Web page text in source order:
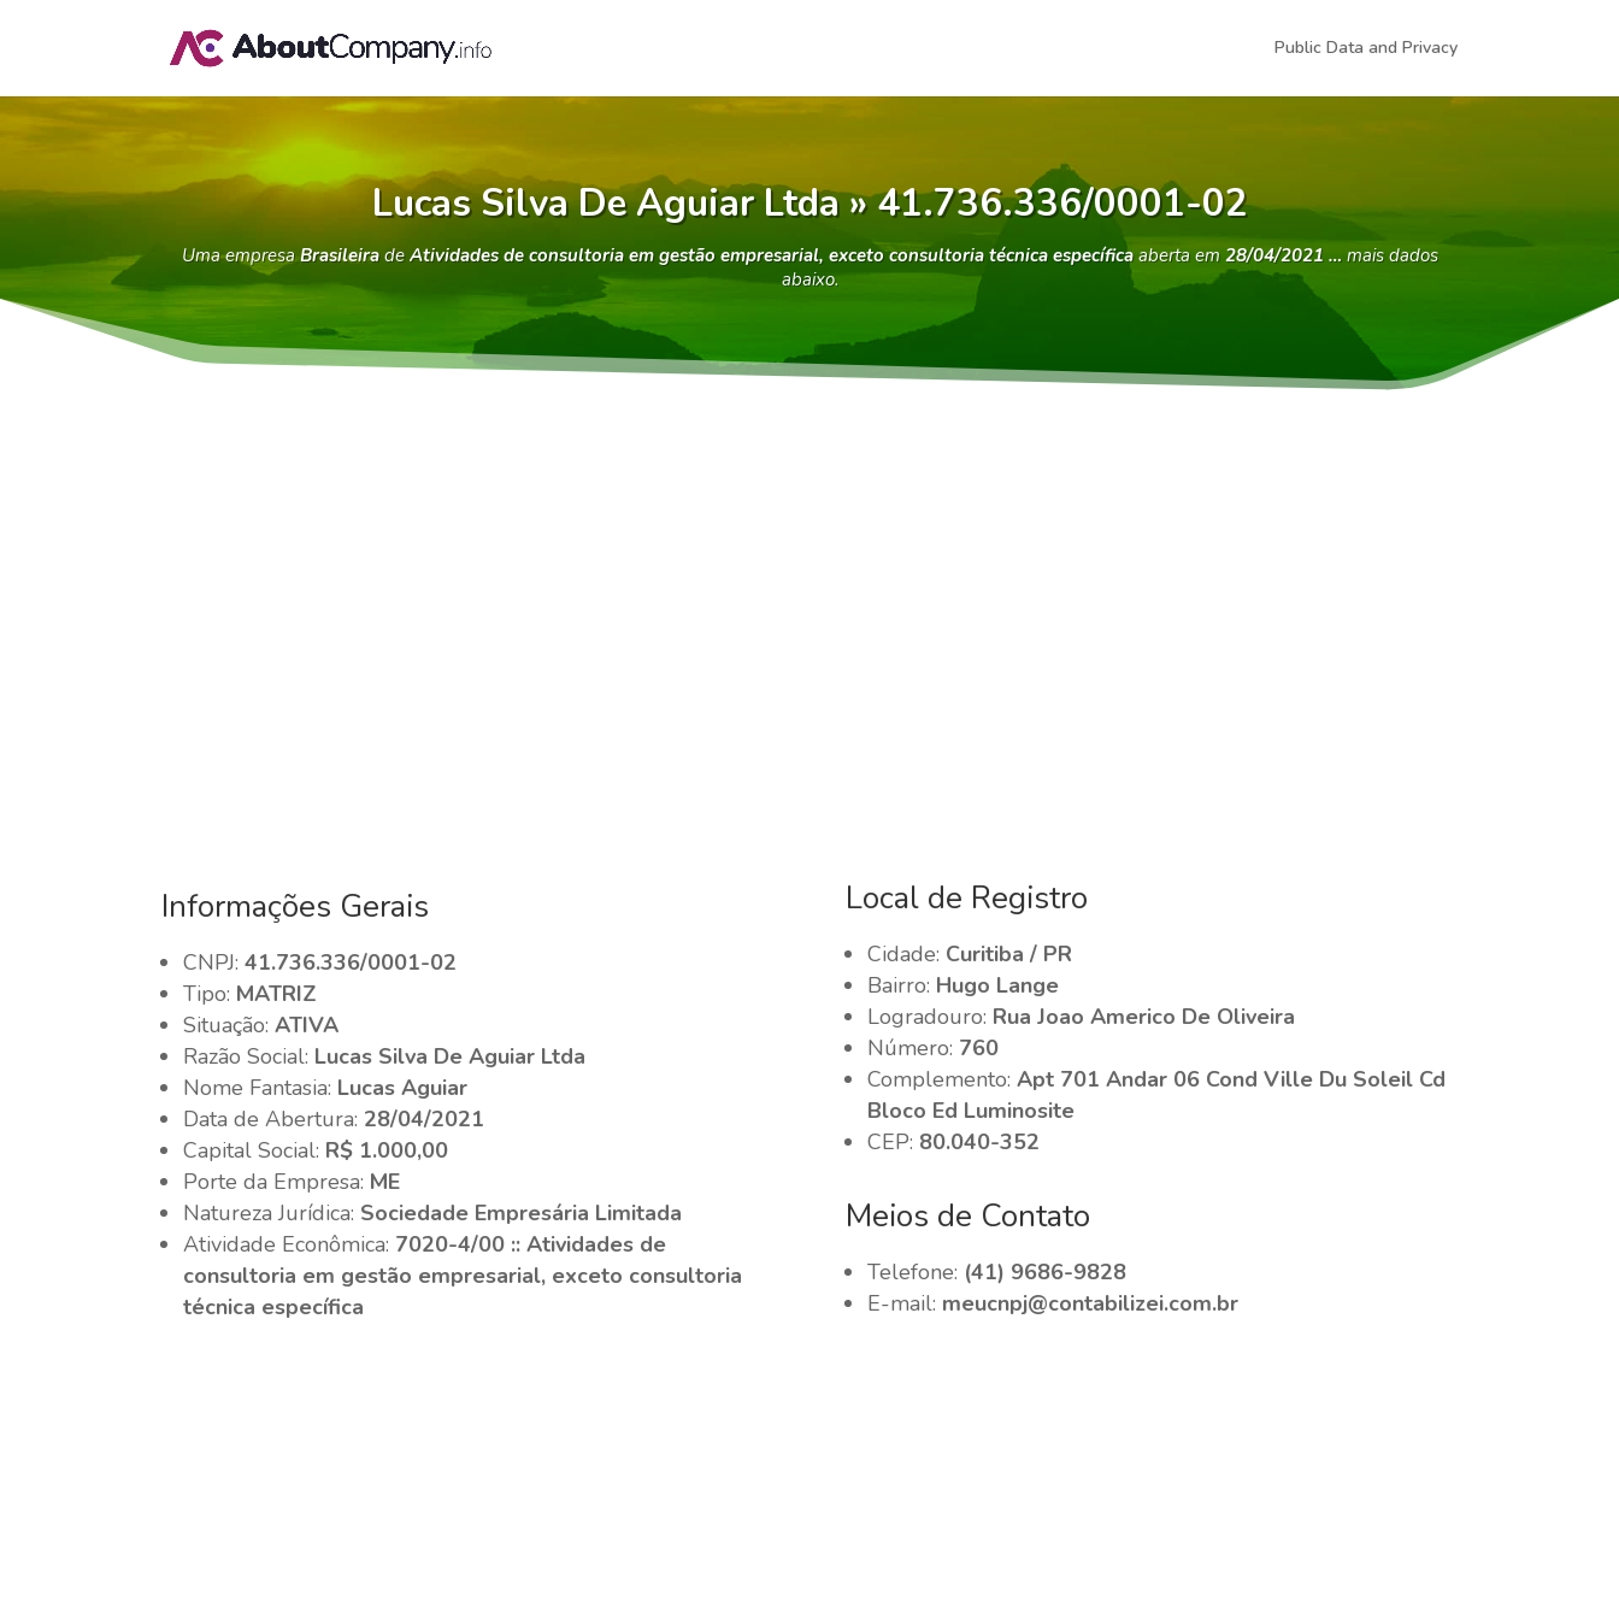
Public Data and Privacy
Lucas Silva De Aguiar Ltda » 41.736.336/0001-02
Uma empresa Brasileirade Atividades de consultoria em gestão empresarial, exceto consultoria técnica específicaaberta em 28/04/2021 …mais dados
abaixo.
Informações Gerais
CNPJ:41.736.336/0001-02
Tipo: MATRIZ
Situação:ATIVA
Razão Social: Lucas Silva De Aguiar Ltda
Nome Fantasia: Lucas Aguiar
Data de Abertura: 28/04/2021
Capital Social: R$ 1.000,00
Porte da Empresa: ME
Natureza Jurídica: Sociedade Empresária Limitada
Atividade Econômica: 7020-4/00 :: Atividades de
consultoria em gestão empresarial, exceto consultoria
técnica específica
Local de Registro
Cidade: Curitiba / PR
Bairro: Hugo Lange
Logradouro: Rua Joao Americo De Oliveira
Número: 760
Complemento: Apt 701 Andar 06 Cond Ville Du Soleil Cd
Bloco Ed Luminosite
CEP: 80.040-352
Meios de Contato
Telefone: (41) 9686-9828
E-mail: meucnpj@contabilizei.com.br